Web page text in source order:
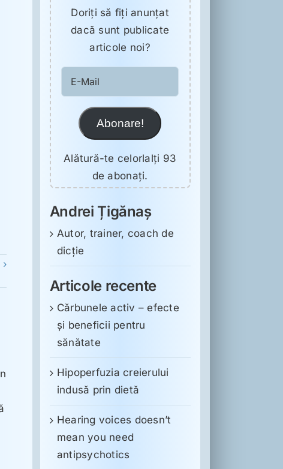
Doriţi să fiţi anunţat
dacă sunt publicate
articole noi?
Mail
Abonare!
Alătură-te celorlalți 93
de abonați.
Andrei Țigănaș
Autor, trainer, coach de
dicție
Articole recente
Cărbunele activ – efecte
și beneficii pentru
sănătate
Hipoperfuzia creierului
indusă prin dietă
Hearing voices doesn’t
mean you need
antipsychotics